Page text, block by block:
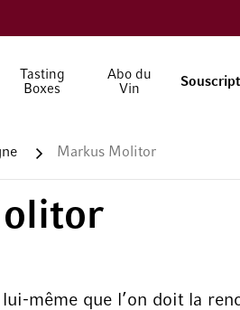
Tasting
Boxes
Abo du
Vin
Markus Molitor
même que l’on doit la